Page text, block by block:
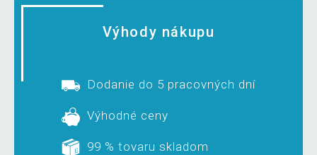
Výhody nákupu
Dodanie do 5 pracovných dní
Výhodné ceny
99 % tovaru skladom